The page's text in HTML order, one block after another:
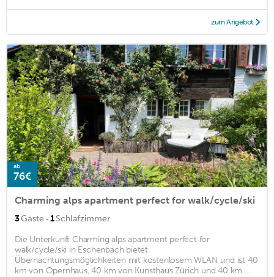
zum Angebot
ab
76€
Charming alps apartment perfect for walk/cycle/ski
3Gäste · 1Schlafzimmer
Die Unterkunft Charming alps apartment perfect for
walk/cycle/ski in Eschenbach bietet
Übernachtungsmöglichkeiten mit kostenlosem WLAN und ist 40
km von Opernhaus, 40 km von Kunsthaus Zürich und 40 km ...